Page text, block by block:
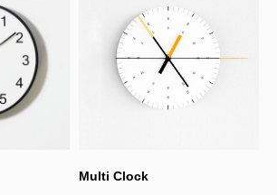
Multi Clock